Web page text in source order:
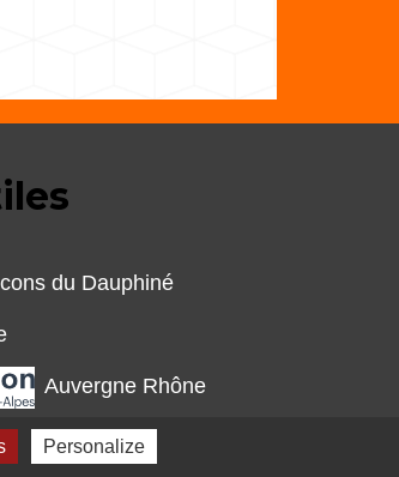
du Dauphiné
Auvergne Rhône
Personalize